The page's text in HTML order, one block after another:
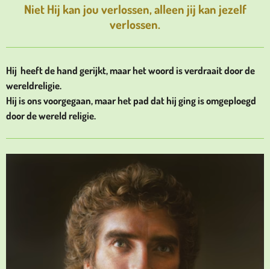
Niet Hij kan jou verlossen, alleen jij kan jezelf
verlossen.
Hij heeft de hand gerijkt, maar het woord is verdraait door de
wereldreligie.
Hij is ons voorgegaan, maar het pad dat hij ging is omgeploegd
door de wereld religie.